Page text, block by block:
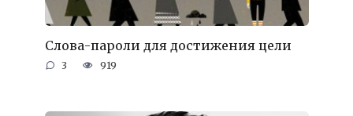
Слова-пароли для достижения цели
3 919